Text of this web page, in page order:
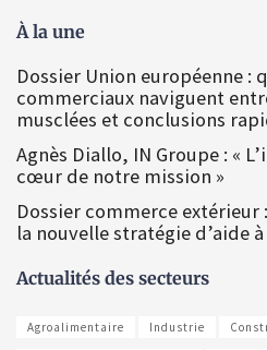
À la une
Dossier Union européenne :
commerciaux naviguent
musclées et conclusions
Agnès Diallo, IN Groupe : «
cœur de notre mission »
Dossier commerce
la nouvelle stratégie d’aide
Actualités des secteurs
Agroalimentaire Industrie